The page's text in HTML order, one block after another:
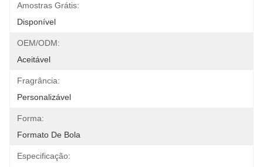
Amostras Grátis:
Disponível
OEM/ODM:
Aceitável
Fragrância:
Personalizável
Forma:
Formato De Bola
Especificação: